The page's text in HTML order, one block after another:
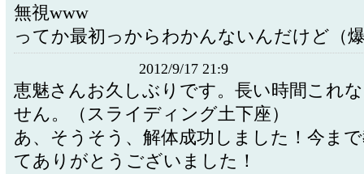
無視www
ってか最初っからわかんないんだけど（
2012/9/17 21:9
恵魅さんお久しぶりです。長い時間これ
せん。（スライディング土下座）
あ、そうそう、解体成功しました！今ま
てありがとうございました！